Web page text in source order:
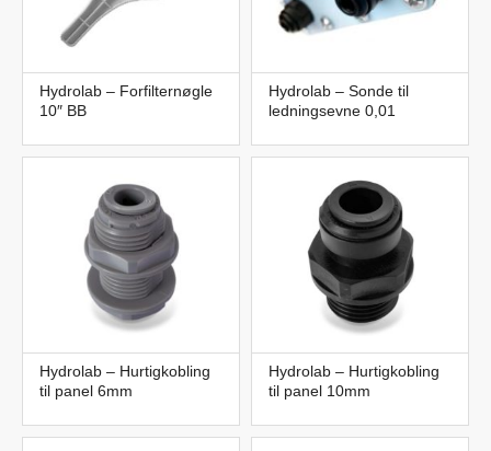
Hydrolab – Forfilternøgle
10″ BB
Hydrolab – Sonde til
ledningsevne 0,01
Hydrolab – Hurtigkobling
til panel 6mm
Hydrolab – Hurtigkobling
til panel 10mm